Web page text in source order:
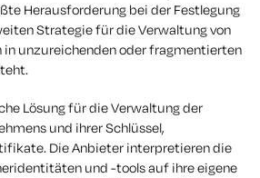
Herausforderung bei der Festlegung
Strategie für die Verwaltung von
unzureichenden oder fragmentierten
Lösung für die Verwaltung der
und ihrer Schlüssel,
Die Anbieter interpretieren die
und -tools auf ihre eigene